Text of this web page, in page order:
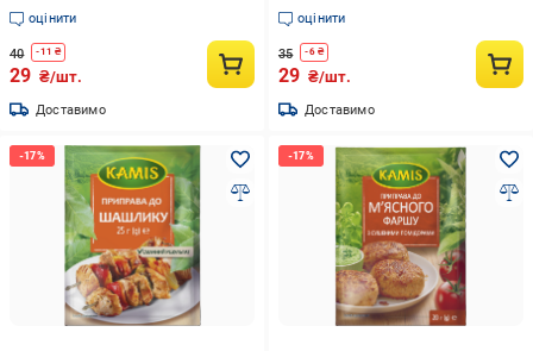
оцінити
40 -11 ₴
29 ₴/шт.
Доставимо
оцінити
35 -6₴
29 ₴/шт.
Доставимо